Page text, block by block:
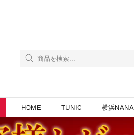
HOME TUNIC 横浜NANA